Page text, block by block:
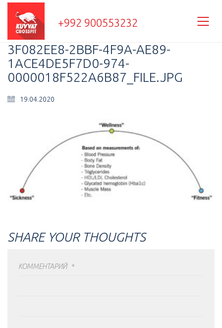
+992 900553232
3F082EE8-2BBF-4F9A-AE89-
1ACE4DE5F7D0-974-
0000018F522A6B87_FILE.JPG
19.04.2020
SHARE YOUR THOUGHTS
КОММЕНТАРИЙ *